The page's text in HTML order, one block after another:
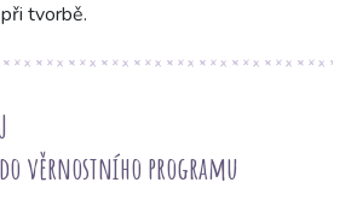
tvorbě.
do věrnostního programu